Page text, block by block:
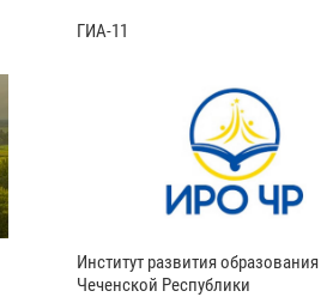
ГИА-11
Институт развития образования
Чеченской Республики